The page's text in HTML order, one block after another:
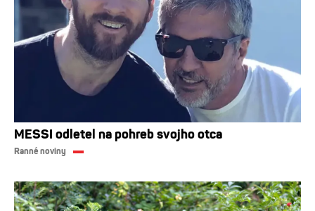
MESSI odletel na pohreb svojho otca
Ranné noviny